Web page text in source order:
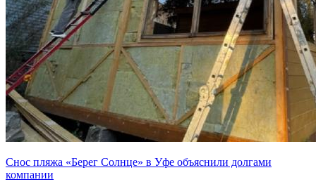
Снос пляжа «Берег Солнце» в Уфе объяснили долгами
компании